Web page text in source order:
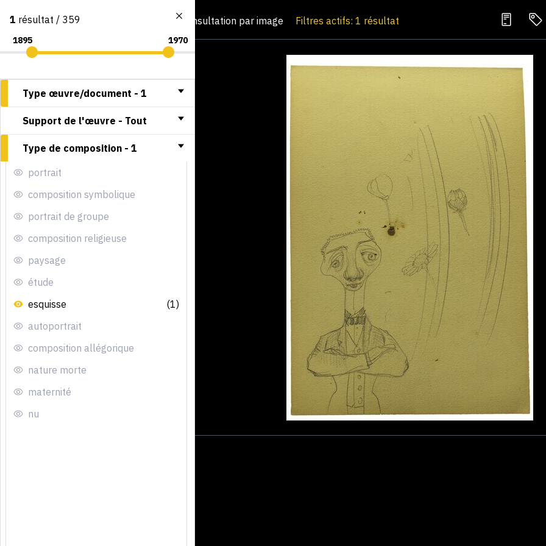
Consultation par image Filtres actifs: 1 résultat
1 résultat / 359
Type œuvre/document - 1
Support de l'œuvre - Tout
Type de composition - 1
portrait
composition symbolique
portrait de groupe
composition religieuse
paysage
étude
esquisse
(1)
autoportrait
composition allégorique
nature morte
maternité
nu